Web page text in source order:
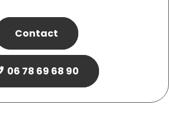
Contact
06 78 69 68 90